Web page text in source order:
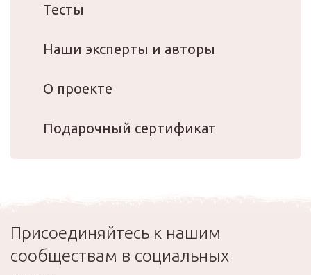
Тесты
Наши эксперты и авторы
О проекте
Подарочный сертификат
Присоединяйтесь к нашим
сообществам в социальных